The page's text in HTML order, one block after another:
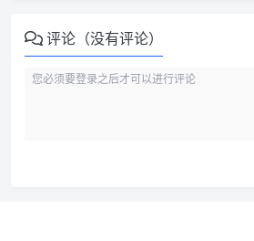
评论（没有评论）